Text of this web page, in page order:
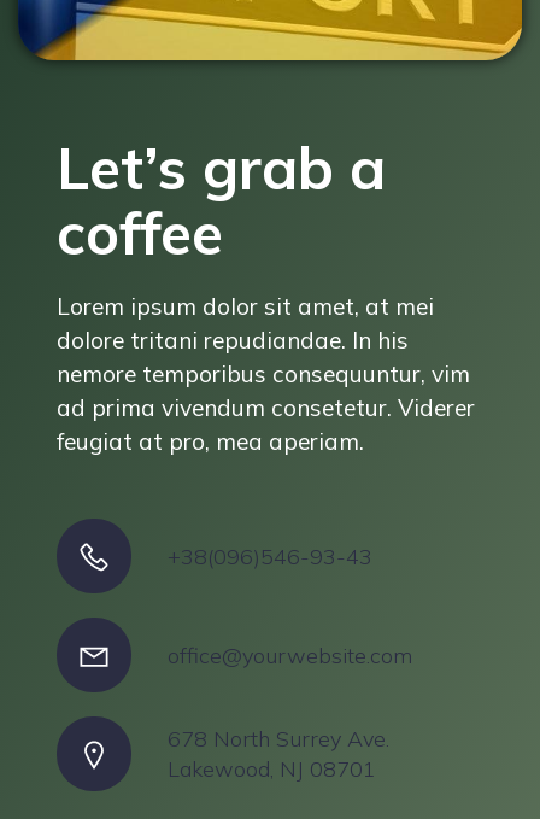
Let’s grab a
coffee
Lorem ipsum dolor sit amet, at mei
dolore tritani repudiandae. In his
nemore temporibus consequuntur, vim
ad prima vivendum consetetur. Viderer
feugiat at pro, mea aperiam.
+38(096)546-93-43
office@yourwebsite.com
678 North Surrey Ave.
Lakewood, NJ 08701